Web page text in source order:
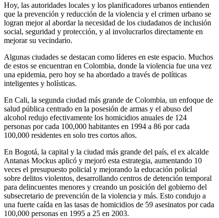
Hoy, las autoridades locales y los planificadores urbanos entienden
que la prevención y reducción de la violencia y el crimen urbano se
logran mejor al abordar la necesidad de los ciudadanos de inclusión
social, seguridad y protección, y al involucrarlos directamente en
mejorar su vecindario.
Algunas ciudades se destacan como líderes en este espacio. Muchos
de estos se encuentran en Colombia, donde la violencia fue una vez
una epidemia, pero hoy se ha abordado a través de políticas
inteligentes y holísticas.
En Cali, la segunda ciudad más grande de Colombia, un enfoque de
salud pública centrado en la posesión de armas y el abuso del
alcohol redujo efectivamente los homicidios anuales de 124
personas por cada 100,000 habitantes en 1994 a 86 por cada
100,000 residentes en solo tres cortos años.
En Bogotá, la capital y la ciudad más grande del país, el ex alcalde
Antanas Mockus aplicó y mejoró esta estrategia, aumentando 10
veces el presupuesto policial y mejorando la educación policial
sobre delitos violentos, desarrollando centros de detención temporal
para delincuentes menores y creando un posición del gobierno del
subsecretario de prevención de la violencia y más. Esto condujo a
una fuerte caída en las tasas de homicidios de 59 asesinatos por cada
100,000 personas en 1995 a 25 en 2003.